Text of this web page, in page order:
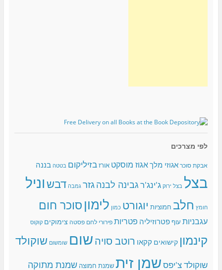
לפי מצרכים
אבקת סוכר אגוזי מלךאגוז מוסקט אורזבזיליקום בטטה בננה
בצל בצל ירוק ג'ינג'רגבינה לבנהגזר גמבה דבשוניל
חומץ חלב חמוציות יוגורט כמון לימוןסוכר חום
עגבניות עוףפטרוזיליה פטריות פירורי לחם פסטה צימוקים קוקוס
קינמון קישואים קקאו רוטב סויהשום שומשום שוקולד
שוקולד צ'יפסשמן זיתשמנת חמוצה שמנת מתוקה